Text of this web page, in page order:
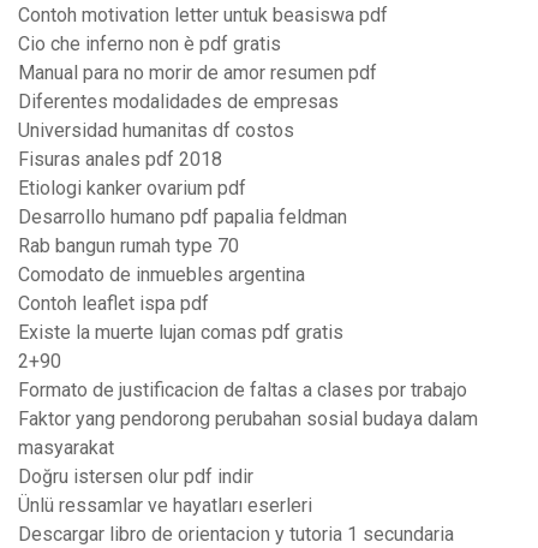
Contoh motivation letter untuk beasiswa pdf
Cio che inferno non è pdf gratis
Manual para no morir de amor resumen pdf
Diferentes modalidades de empresas
Universidad humanitas df costos
Fisuras anales pdf 2018
Etiologi kanker ovarium pdf
Desarrollo humano pdf papalia feldman
Rab bangun rumah type 70
Comodato de inmuebles argentina
Contoh leaflet ispa pdf
Existe la muerte lujan comas pdf gratis
2+90
Formato de justificacion de faltas a clases por trabajo
Faktor yang pendorong perubahan sosial budaya dalam
masyarakat
Doğru istersen olur pdf indir
Ünlü ressamlar ve hayatları eserleri
Descargar libro de orientacion y tutoria 1 secundaria